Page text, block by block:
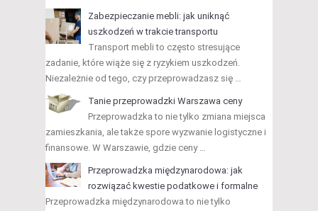
Zabezpieczanie mebli: jak uniknąć
uszkodzeń w trakcie transportu
Transport mebli to często stresujące
zadanie, które wiąże się z ryzykiem uszkodzeń.
Niezależnie od tego, czy przeprowadzasz się …
Tanie przeprowadzki Warszawa ceny
Przeprowadzka to nie tylko zmiana miejsca
zamieszkania, ale także spore wyzwanie logistyczne i
finansowe. W Warszawie, gdzie ceny …
Przeprowadzka międzynarodowa: jak
rozwiązać kwestie podatkowe i formalne
Przeprowadzka międzynarodowa to nie tylko